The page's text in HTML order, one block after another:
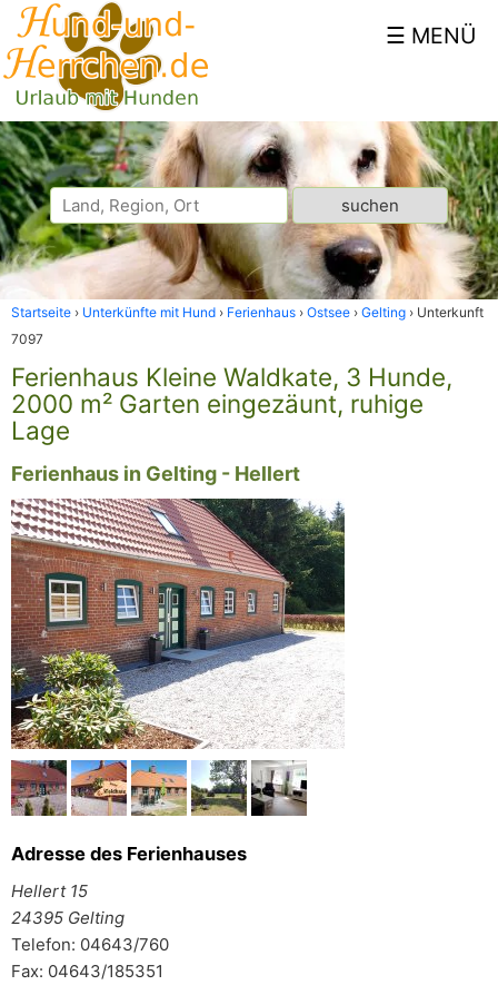
Startseite Unterkünfte mit Hund Ferienhaus Ostsee Gelting
Unterkunft
7097
Ferienhaus Kleine Waldkate, 3 Hunde,
2000 m² Garten eingezäunt, ruhige
Lage
Ferienhaus in Gelting - Hellert
Adresse des Ferienhauses
Hellert 15
24395 Gelting
Telefon: 04643/760
Fax: 04643/185351